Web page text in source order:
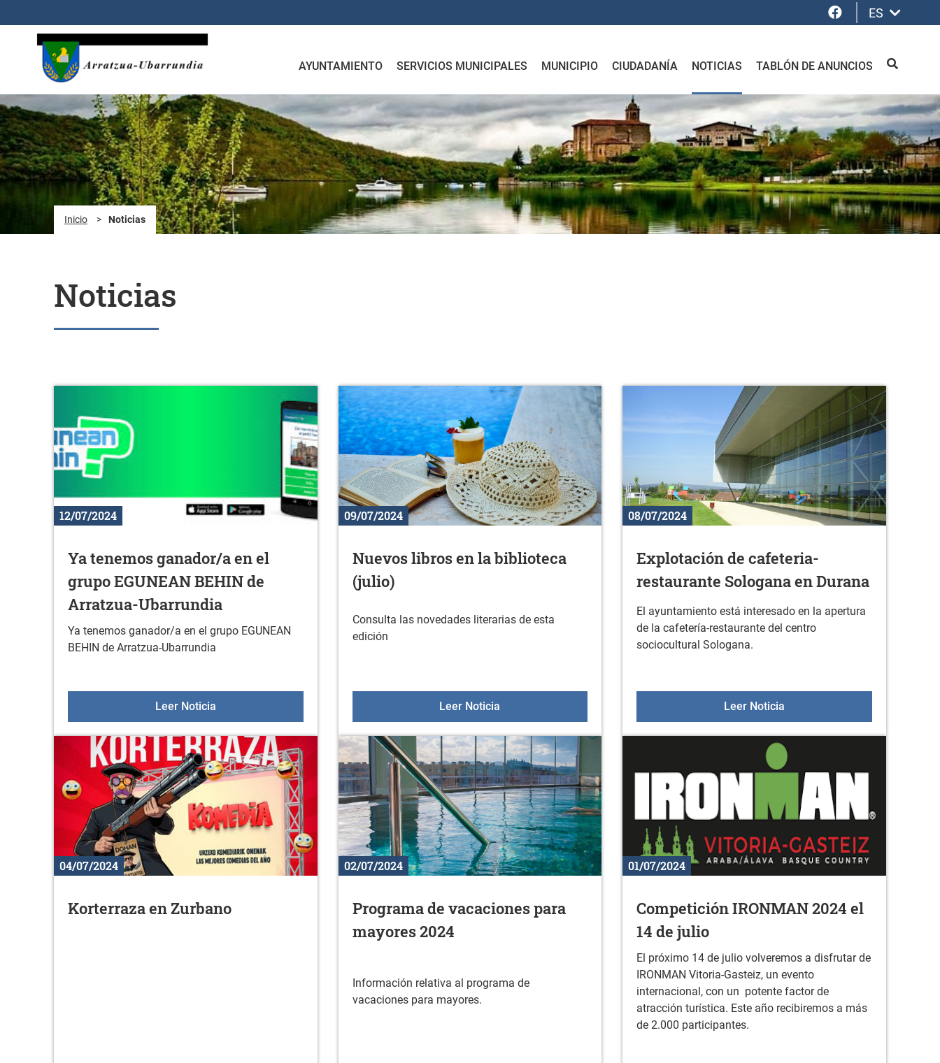
Facebook
ES
AYUNTAMIENTO SERVICIOS MUNICIPALES MUNICIPIO CIUDADANÍA NOTICIAS TABLÓN DE ANUNCIOS BUSCAR
Inicio > Noticias
Noticias
12/07/2024
Ya tenemos ganador/a en el
grupo EGUNEAN BEHIN de
Arratzua-Ubarrundia
Ya tenemos ganador/a en el grupo EGUNEAN
BEHIN de Arratzua-Ubarrundia
Leer NoticiaYa tenemos ganador/a en el grupo EGUNEAN BEHIN de Arratzua-Ubarrundia
09/07/2024
Nuevos libros en la biblioteca
(julio)
Consulta las novedades literarias de esta
edición
Leer Noticia
08/07/2024
Explotación de cafeteria-
restaurante Sologana en Durana
El ayuntamiento está interesado en la apertura
de la cafetería-restaurante del centro
sociocultural Sologana.
Leer Noticia
04/07/2024
Korterraza en Zurbano
02/07/2024
Programa de vacaciones para
mayores 2024
Información relativa al programa de
vacaciones para mayores.
01/07/2024
Competición IRONMAN 2024 el
14 de julio
El próximo 14 de julio volveremos a disfrutar de
IRONMAN Vitoria-Gasteiz, un evento
internacional, con un potente factor de
atracción turística. Este año recibiremos a más
de 2.000 participantes.